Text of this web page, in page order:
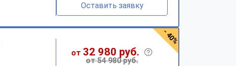
Оставить заявку
от 32 980 руб.
от 54 980 руб.
- 40%